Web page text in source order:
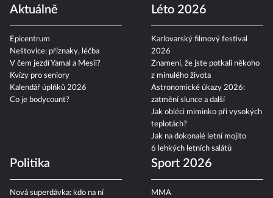
Aktuálně
Epicentrum
Neštovice: příznaky, léčba
V čem jezdí Yamal a Mesii?
Kvízy pro seniory
Kalendář úplňků 2026
Co je bodycount?
Léto 2026
Karlovarský filmový festival
2026
Znamení, že jste potkali někoho
z minulého života
Astronomické úkazy 2026:
zatmění slunce a další
Jak obléci miminko při vysokých
teplotách?
Jak na dokonalé letní mojito
6 lehkých letních salátů
Politika
Nová superdávka: kdo na ní
Sport 2026
MMA